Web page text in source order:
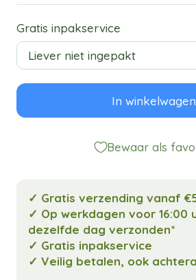
Gratis inpakservice
In winkelwagen
Bewaar als
✓ Gratis verzending vanaf
✓ Op werkdagen voor 16:00
dezelfde dag verzonden*
✓ Gratis inpakservice
✓ Veilig betalen, ook